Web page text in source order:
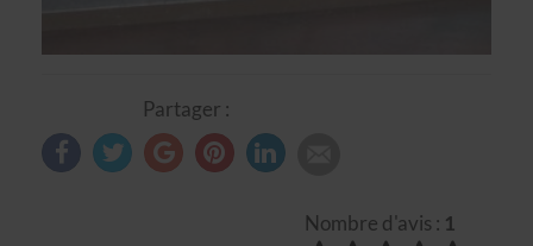
Partager :
Nombre d'avis : 1